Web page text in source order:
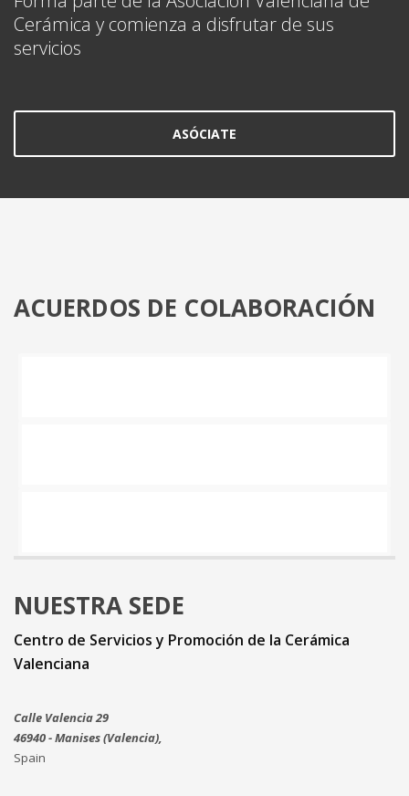
Cerámica y comienza a disfrutar de sus
servicios
ASÓCIATE
ACUERDOS DE COLABORACIÓN
NUESTRA SEDE
Centro de Servicios y Promoción de la Cerámica
Valenciana
Calle Valencia 29
46940 - Manises (Valencia),
Spain